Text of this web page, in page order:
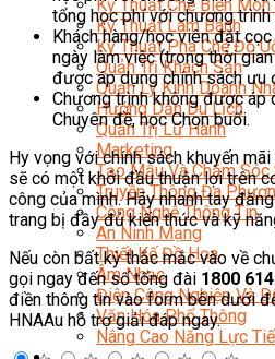
Kỹ Thuật Chế Biến Món
Kỹ Thuật Làm Bánh
Kỹ Thuật Pha Chế Đồ
Quản Trị Khách Sạn
Quản Lý Kinh Doanh
Hướng Dẫn Du Lịch
Quản Trị Lữ Hành
Marketing
Tạo Mẫu Và Chăm
Truyền Thông Đa
Công Nghệ Thông Tin
An Ninh Mạng
Thiết Kế Đồ Họa
Âm Nhạc
Điện Công Nghiệp Và
Văn Hóa Phổ Thông
Nâng Cao Năng Lực
tổng học phí với chương trình
Khách hàng/học viên đặt
ngày làm việc (trong thời
được áp dụng chính sách ưu
Chương trình không được
Chuyên đề, học Chọn buổi.
Hy vọng với chính sách khuyến
sẽ có một khởi đầu thuận lợi trên
công của mình. Hãy nhanh tay
trang bị đầy đủ kiến thức và kỹ
Nếu còn bất kỳ thắc mắc vào về
gọi ngay đến số tổng đài 1800
điền thông tin vào form bên dưới
HNAAu hỗ trợ giải đáp ngay.